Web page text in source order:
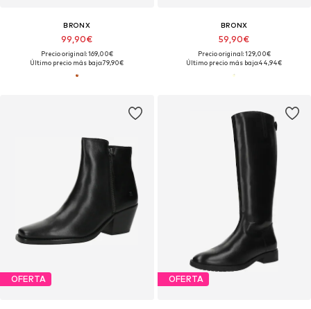
BRONX
99,90€
Precio original: 169,00€
Último precio más bajo:79,90€
BRONX
59,90€
Precio original: 129,00€
Último precio más bajo:44,94€
OFERTA OFERTA